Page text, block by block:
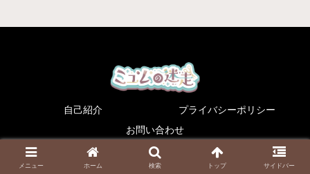
自己紹介
プライバシーポリシー
お問い合わせ
© 2023 ミュムの迷走.
メニュー ホーム 検索 トップ サイドバー